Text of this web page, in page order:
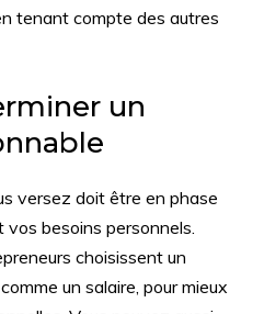
tenant compte des autres
un
versez doit être en phase
vos besoins personnels.
choisissent un
un salaire, pour mieux